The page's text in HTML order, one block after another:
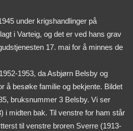
under krigshandlinger på
i Varteig, og det er ved hans grav
17. mai for å minnes de
1953, da Asbjørn Belsby og
å besøke familie og bekjente. Bildet
bruksnummer 3 Belsby. Vi ser
i midten bak. Til venstre for ham står
til venstre broren Sverre (1913-